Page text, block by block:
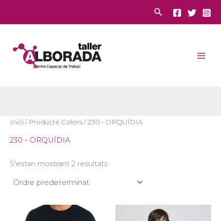
Cerca
Inici/ Producte Colors / 230 - ORQUÍDIA
230 - ORQUÍDIA
S'estan mostrant 2 resultats
Interval
Aquest
Interval
de